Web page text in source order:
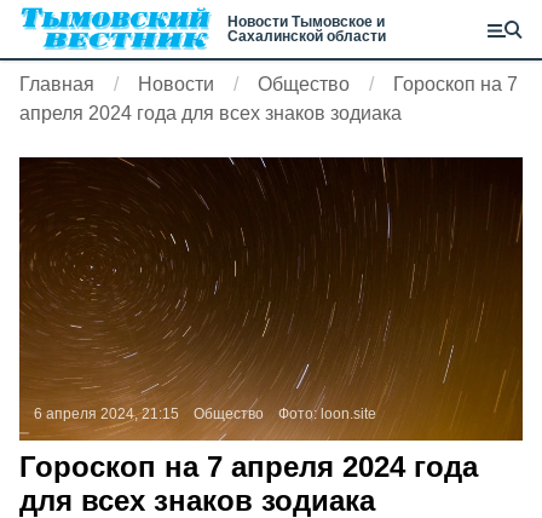
Новости Тымовское и
Сахалинской области
Главная Новости Общество
Гороскоп на 7
апреля 2024 года для всех знаков зодиака
6 апреля 2024, 21:15 Общество Фото: loon.site
Гороскоп на 7 апреля 2024 года
для всех знаков зодиака